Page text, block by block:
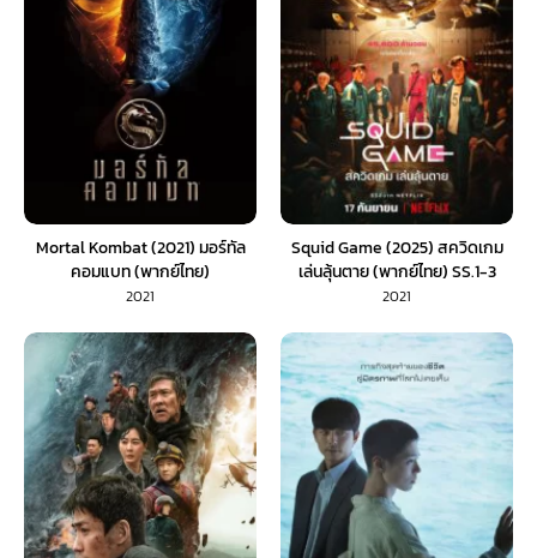
Mortal Kombat (2021) มอร์ทัล
คอมแบท (พากย์ไทย)
2021
Squid Game (2025) สควิดเกม
เล่นลุ้นตาย (พากย์ไทย) SS.1-3
2021